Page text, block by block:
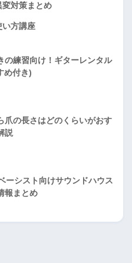
変対策まとめ
い方講座
の練習向け！ギターレンタル
め付き)
爪の長さはどのくらいがおす
説
ーシスト向けサウンドハウス
報まとめ